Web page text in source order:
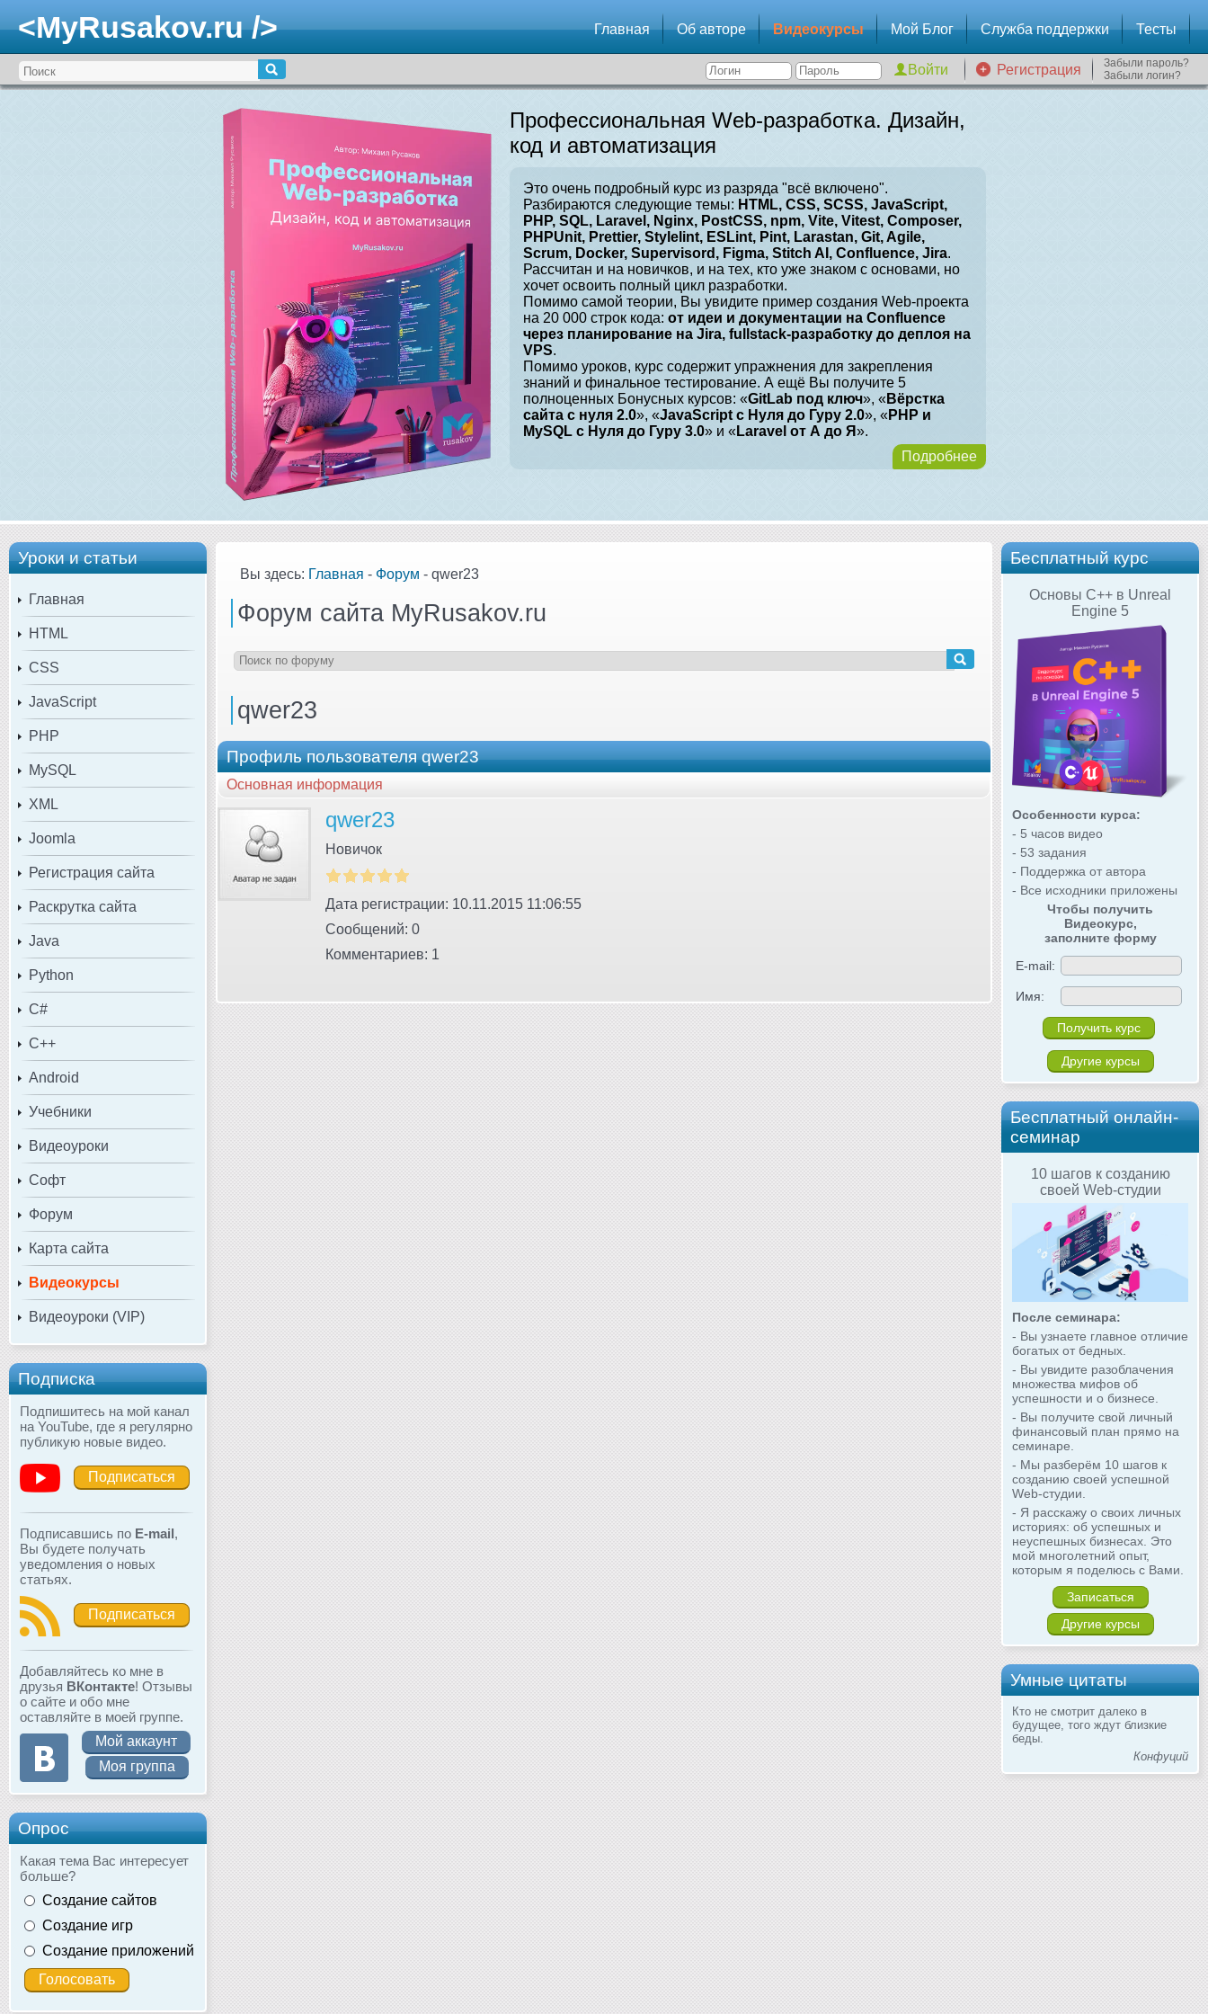
<MyRusakov.ru /> Главная Об авторе Видеокурсы Мой Блог Служба поддержки Тесты
Регистрация
Забыли пароль?
Забыли логин?
Профессиональная Web-разработка. Дизайн,
код и автоматизация
Это очень подробный курс из разряда "всё включено".
Разбираются следующие темы: HTML, CSS, SCSS, JavaScript,
PHP, SQL, Laravel, Nginx, PostCSS, npm, Vite, Vitest, Composer,
PHPUnit, Prettier, Stylelint, ESLint, Pint, Larastan, Git, Agile,
Scrum, Docker, Supervisord, Figma, Stitch AI, Confluence, Jira.
Рассчитан и на новичков, и на тех, кто уже знаком с основами, но
хочет освоить полный цикл разработки.
Помимо самой теории, Вы увидите пример создания Web-проекта
на 20 000 строк кода: от идеи и документации на Confluence
через планирование на Jira, fullstack-разработку до деплоя на
VPS.
Помимо уроков, курс содержит упражнения для закрепления
знаний и финальное тестирование. А ещё Вы получите 5
полноценных Бонусных курсов: «GitLab под ключ», « Вёрстка
сайта с нуля 2.0», «JavaScript с Нуля до Гуру 2.0», «PHP и
MySQL с Нуля до Гуру 3.0» и « Laravel от А до Я».
Подробнее
Уроки и статьи
Главная
HTML
CSS
JavaScript
PHP
MySQL
XML
Joomla
Регистрация сайта
Раскрутка сайта
Java
Python
C#
C++
Android
Учебники
Видеоуроки
Софт
Форум
Карта сайта
Видеокурсы
Видеоуроки (VIP)
Подписка
Подпишитесь на мой канал
на YouTube, где я регулярно
публикую новые видео.
Подписаться
Подписавшись по E-mail,
Вы будете получать
уведомления о новых
статьях.
Подписаться
Добавляйтесь ко мне в
друзья ВКонтакте! Отзывы
о сайте и обо мне
оставляйте в моей группе.
Мой аккаунт
Моя группа
Опрос
Какая тема Вас интересует
больше?
Создание сайтов
Создание игр
Создание приложений
Бесплатный курс
Основы C++ в Unreal
Engine 5
Особенности курса:
- 5 часов видео
- 53 задания
- Поддержка от автора
- Все исходники приложены
Чтобы получить
Видеокурс,
заполните форму
E-mail:
Имя:
Другие курсы
Бесплатный онлайн-
семинар
10 шагов к созданию
своей Web-студии
После семинара:
- Вы узнаете главное отличие
богатых от бедных.
- Вы увидите разоблачения
множества мифов об
успешности и о бизнесе.
- Вы получите свой личный
финансовый план прямо на
семинаре.
- Мы разберём 10 шагов к
созданию своей успешной
Web-студии.
- Я расскажу о своих личных
историях: об успешных и
неуспешных бизнесах. Это
мой многолетний опыт,
которым я поделюсь с Вами.
Записаться
Другие курсы
Умные цитаты
Кто не смотрит далеко в
будущее, того ждут близкие
беды.
Конфуций
Вы здесь: Главная - Форум - qwer23
Форум сайта MyRusakov.ru
qwer23
Профиль пользователя qwer23
Основная информация
qwer23
Новичок
Дата регистрации: 10.11.2015 11:06:55
Сообщений: 0
Комментариев: 1